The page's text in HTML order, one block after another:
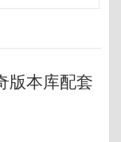
版本库配套